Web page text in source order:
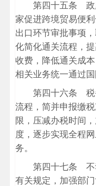
第四十五条 政
家促进跨境贸易便
出口环节审批事项
化简化通关流程，
收费，降低通关成
相关业务统一通过国
第四十六条 税
流程，简并申报缴
限，压减办税时间
度，逐步实现全程
务。
第四十七条 不
有关规定，加强部